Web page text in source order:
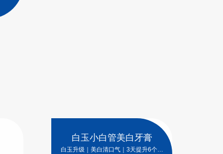
白玉小白管美白牙膏
白玉升级｜美白清口气｜3天提升6个色